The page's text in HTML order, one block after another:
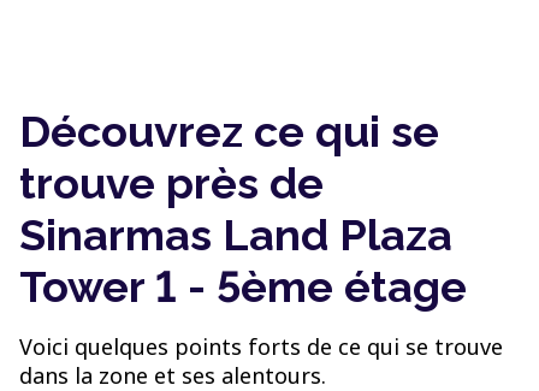
Découvrez ce qui se
trouve près de
Sinarmas Land Plaza
Tower 1 - 5ème étage
Voici quelques points forts de ce qui se trouve
dans la zone et ses alentours.